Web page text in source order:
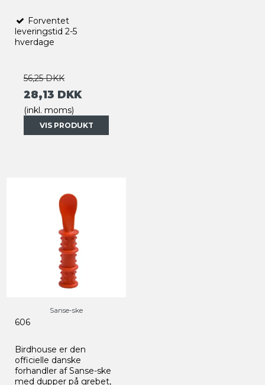
Forventet
leveringstid 2-5
hverdage
56,25 DKK
28,13 DKK
(inkl. moms)
VIS PRODUKT
Sanse-ske
606
Birdhouse er den
officielle danske
forhandler af Sanse-ske
med dupper på grebet,